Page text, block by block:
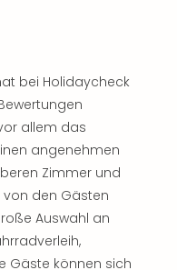
bei Holidaycheck
allem das
angenehmen
Zimmer und
den Gästen
Auswahl an
Gäste können sich